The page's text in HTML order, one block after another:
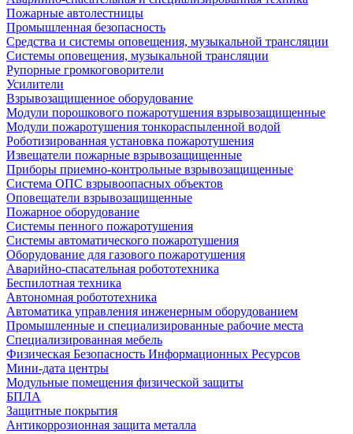
Пожарные автолестницы
Промышленная безопасность
Средства и системы оповещения, музыкальной трансляции
Системы оповещения, музыкальной трансляции
Рупорные громкоговорители
Усилители
Взрывозащищенное оборудование
Модули порошкового пожаротушения взрывозащищенные
Модули пожаротушения тонкораспыленной водой
Роботизированная установка пожаротушения
Извещатели пожарные взрывозащищенные
Приборы приемно-контрольные взрывозащищенные
Система ОПС взрывоопасных объектов
Оповещатели взрывозащищенные
Пожарное оборудование
Системы пенного пожаротушения
Системы автоматического пожаротушения
Оборудование для газового пожаротушения
Аварийно-спасательная робототехника
Беспилотная техника
Автономная робототехника
Автоматика управления инженерным оборудованием
Промышленные и специализированные рабочие места
Специализированная мебель
Физическая Безопасность Информационных Ресурсов
Мини-дата центры
Модульные помещения физической защиты
БПЛА
Защитные покрытия
Антикоррозионная защита металла